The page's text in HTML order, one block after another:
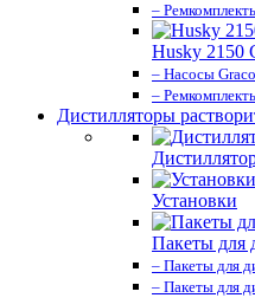
–
Husky 2150
– Насосы
–
Дистилляторы
Установки
Пакеты для
– Пакеты для
– Пакеты для